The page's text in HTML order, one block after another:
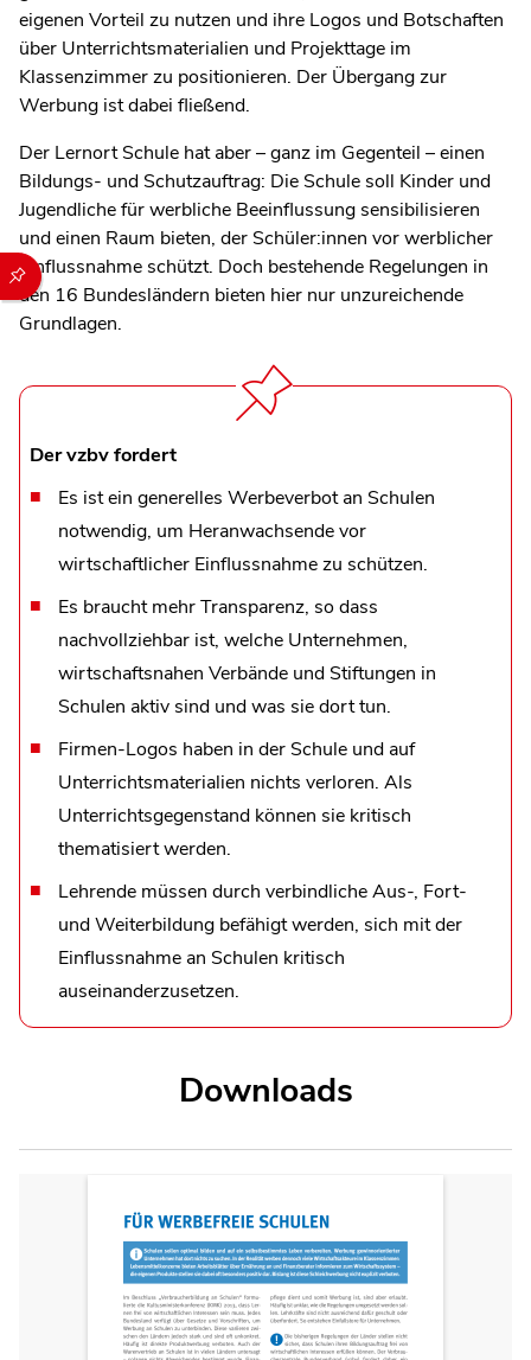
Durch die folgenden Buttons können Sie direkt auf einen
eigenen Vorteil zu nutzen und ihre Logos und Botschaften
über Unterrichtsmaterialien und Projekttage im
Klassenzimmer zu positionieren. Der Übergang zur
Werbung ist dabei fließend.
Der Lernort Schule hat aber – ganz im Gegenteil – einen
Bildungs- und Schutzauftrag: Die Schule soll Kinder und
Jugendliche für werbliche Beeinflussung sensibilisieren
und einen Raum bieten, der Schüler:innen vor werblicher
Einflussnahme schützt. Doch bestehende Regelungen in
den 16 Bundesländern bieten hier nur unzureichende
Grundlagen.
Der vzbv fordert
Es ist ein generelles Werbeverbot an Schulen
notwendig, um Heranwachsende vor
wirtschaftlicher Einflussnahme zu schützen.
Es braucht mehr Transparenz, so dass
nachvollziehbar ist, welche Unternehmen,
wirtschaftsnahen Verbände und Stiftungen in
Schulen aktiv sind und was sie dort tun.
Firmen-Logos haben in der Schule und auf
Unterrichtsmaterialien nichts verloren. Als
Unterrichtsgegenstand können sie kritisch
thematisiert werden.
Lehrende müssen durch verbindliche Aus-, Fort-
und Weiterbildung befähigt werden, sich mit der
Einflussnahme an Schulen kritisch
auseinanderzusetzen.
Downloads